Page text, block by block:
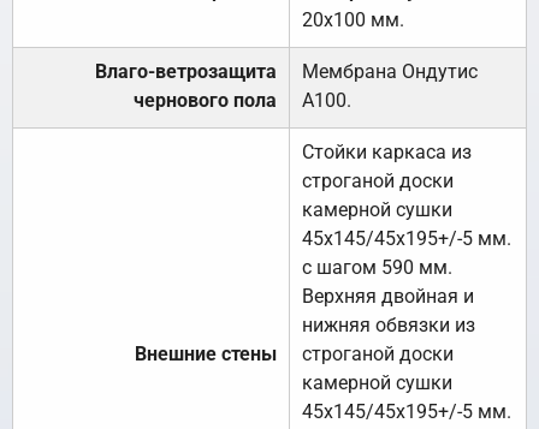
20х100 мм.
Влаго-ветрозащита
чернового пола
Мембрана Ондутис
А100.
Внешние стены
Стойки каркаса из
строганой доски
камерной сушки
45х145/45х195+/-5 мм.
с шагом 590 мм.
Верхняя двойная и
нижняя обвязки из
строганой доски
камерной сушки
45х145/45х195+/-5 мм.